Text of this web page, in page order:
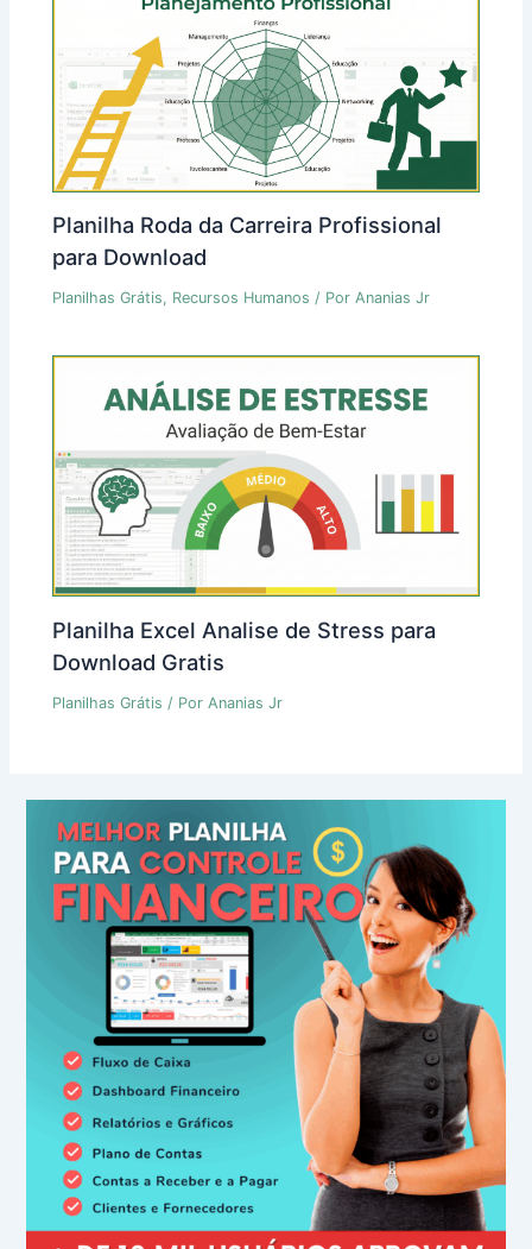
Planilha Roda da Carreira Profissional
para Download
Planilhas Grátis, Recursos Humanos / PorAnanias Jr
Planilha Excel Analise de Stress para
Download Gratis
Planilhas Grátis / PorAnanias Jr